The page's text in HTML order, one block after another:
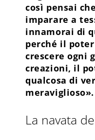
così pensai
imparare a
innamorai di
perché il
crescere ogni
creazioni, il
qualcosa di
meraviglioso».
La navata